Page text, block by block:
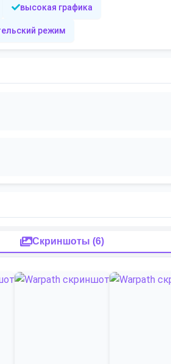
высокая графика
режим
Скриншоты (6)